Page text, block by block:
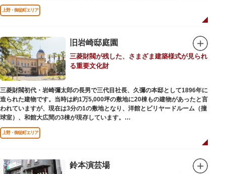
の歴史や出来事をたどることのできる資料を展示しています。また3階には
企画展示室と、道具や玩具を体験し、調べることができるしたまち情報コー
上野・御徒町エリア
旧岩崎邸庭園
三菱財閥が残した、さまざま建築様式が見られ
る重要文化財
三菱財閥初代・岩崎彌太郎の長男で三代目社長、久彌の本邸として1896年に
造られた建物です。当時は約1万5,000坪の敷地に20棟もの建物があったと言
われていますが、現在は3分の1の敷地となり、洋館とビリヤードルーム（撞
球室）、和館大広間の3棟が現存しています。
【洋館】
鹿鳴館の建築家として知られるジョサイア・コンドルによって設計された西
ています。
上野・御徒町エリア
鈴本演芸場